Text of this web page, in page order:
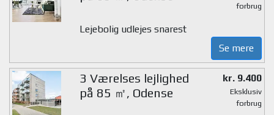
forbrug
Lejebolig udlejes snarest
Se mere
3 Værelses lejlighed
på 85 ㎡, Odense
kr. 9.400
Eksklusiv
forbrug